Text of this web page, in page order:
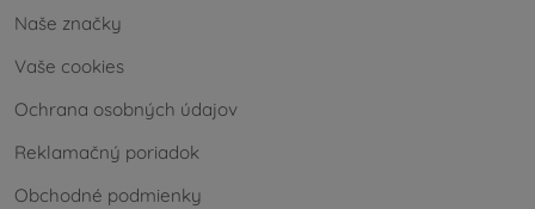
Naše značky
Vaše cookies
Ochrana osobných údajov
Reklamačný poriadok
Obchodné podmienky